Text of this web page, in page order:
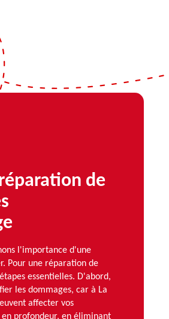
de
l'importance d'une
Pour une réparation de
essentielles. D'abord,
les dommages, car à La
affecter vos
en profondeur, en éliminant